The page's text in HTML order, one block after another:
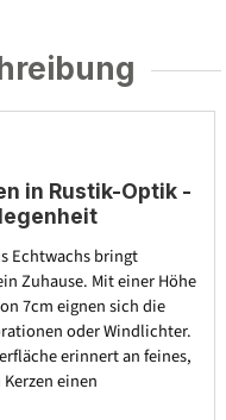
in Rustik-Optik -
Echtwachs bringt
Zuhause. Mit einer Höhe
7cm eignen sich die
oder Windlichter.
erinnert an feines,
einen